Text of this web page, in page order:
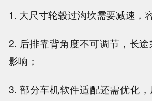
1. 大尺寸轮毂过沟坎需要减速，
2. 后排靠背角度不可调节，长
影响；
3. 部分车机软件适配还需优化